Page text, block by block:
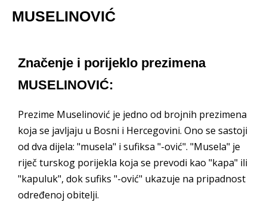
MUSELINOVIĆ
Značenje i porijeklo prezimena
MUSELINOVIĆ:
Prezime Muselinović je jedno od brojnih prezimena
koja se javljaju u Bosni i Hercegovini. Ono se sastoji
od dva dijela: "musela" i sufiksa "-ović". "Musela" je
riječ turskog porijekla koja se prevodi kao "kapa" ili
"kapuluk", dok sufiks "-ović" ukazuje na pripadnost
određenoj obitelji.